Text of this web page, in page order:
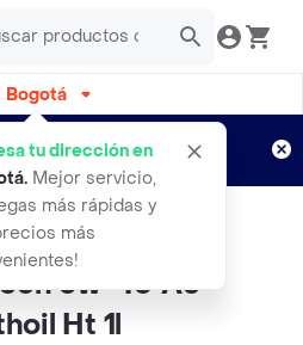
Bogotá
tu dirección en
. Mejor servicio,
más rápidas y
más
por semanas
Aplican TyC
5w-40 1l
5w-40 Ac
Ht 1l